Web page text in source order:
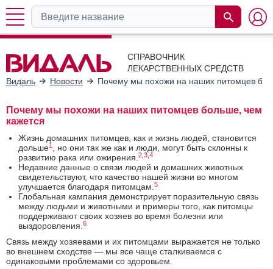
СПРАВОЧНИК
ЛЕКАРСТВЕННЫХ СРЕДСТВ
Видаль
Новости Почему мы похожи на наших питомцев
Почему мы похожи на наших питомцев больше, чем
кажется
Жизнь домашних питомцев, как и жизнь людей, становится
дольше1
, но они так же как и люди, могут быть склонны к
развитию рака или ожирения. 2 3,4
Недавние данные о связи людей и домашних животных
свидетельствуют, что качество нашей жизни во многом
улучшается благодаря питомцам. 5
Глобальная кампания демонстрирует поразительную связь
между людьми и животными и примеры того, как питомцы
поддерживают своих хозяев во время болезни или
выздоровления. 6
Связь между хозяевами и их питомцами выражается не только
во внешнем сходстве — мы все чаще сталкиваемся с
одинаковыми проблемами со здоровьем.